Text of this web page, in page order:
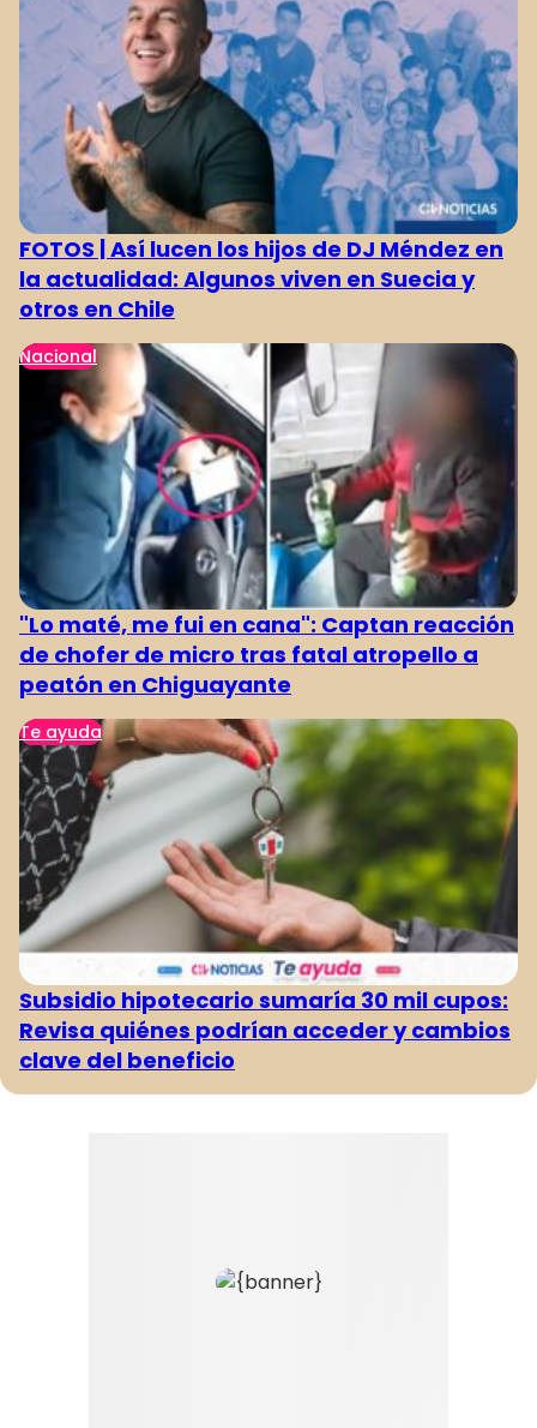
FOTOS | Así lucen los hijos de DJ Méndez en
la actualidad: Algunos viven en Suecia y
otros en Chile
Nacional
"Lo maté, me fui en cana": Captan reacción
de chofer de micro tras fatal atropello a
peatón en Chiguayante
Te ayuda
Subsidio hipotecario sumaría 30 mil cupos:
Revisa quiénes podrían acceder y cambios
clave del beneficio